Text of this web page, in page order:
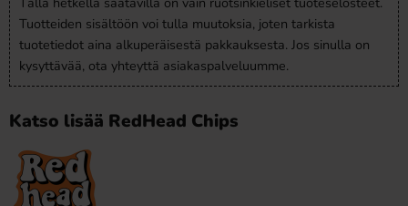
Tuotteiden sisältöön voi tulla muutoksia, joten tarkista
tuotetiedot aina alkuperäisestä pakkauksesta. Jos sinulla on
kysyttävää, ota yhteyttä asiakaspalveluumme.
Katso lisää RedHead Chips